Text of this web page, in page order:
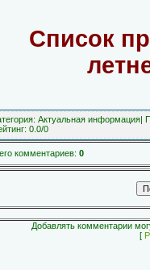
Список
: Актуальная информация|
: 0.0/0
комментариев: 0
Добавлять комментарии
[